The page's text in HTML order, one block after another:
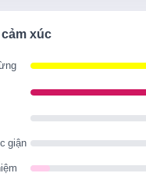
hoa lên
lọt vào mắt anh
anh
mắt anh (Mông to)
xúc
giận